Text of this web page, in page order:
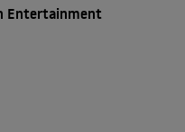
Entertainment